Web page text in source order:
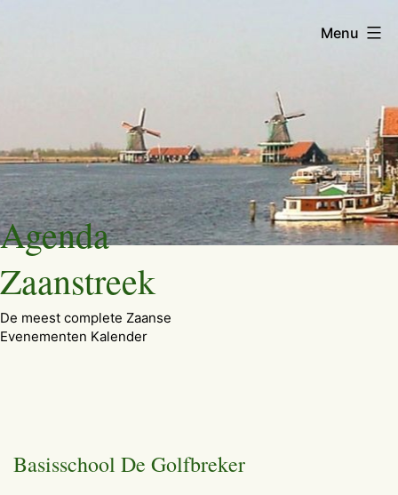
Ga
naar
de
inhoud
Agenda
Zaanstreek
De meest complete Zaanse
Evenementen Kalender
Menu
Basisschool De Golfbreker